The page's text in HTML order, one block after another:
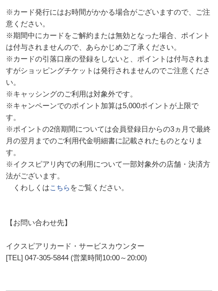
※カード発行にはお時間がかかる場合がございますので、ご注
意ください。
※期間中にカードをご解約または無効となった場合、ポイント
は付与されませんので、あらかじめご了承ください。
※カードの引落口座の登録をしないと、ポイントは付与されま
すがショッピングチケットは発行されませんのでご注意くださ
い。
※キャッシングのご利用は対象外です。
※キャンペーンでのポイント加算は5,000ポイントが上限で
す。
※ポイントの2倍期間については会員登録日からの3ヵ月で最終
月の翌月までのご利用代金明細書に記載されたものとなりま
す。
※イクスピアリ内での利用について一部対象外の店舗・決済方
法がございます。
くわしくはこちら をご覧ください。
【お問い合わせ先】
イクスピアリカード・サービスカウンター
[TEL] 047-305-5844 (営業時間10:00～20:00)